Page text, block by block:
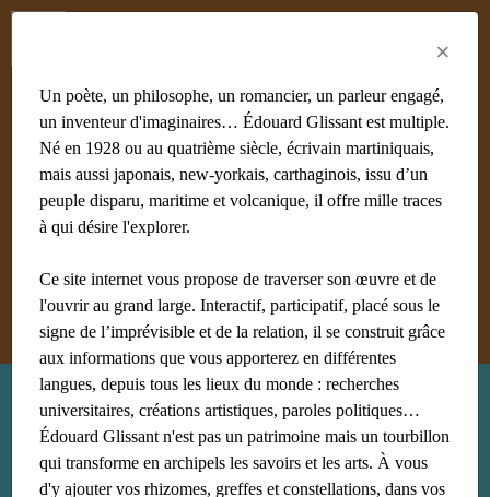
#achiery #acoma #adami #afrique #agnès B
#algérie
#Aliocha Wald Lasowski #amériques
#amis
#anthropologie
Afficher tous les mots clés
Recherche : francophonie
×
Un poète, un philosophe, un romancier, un parleur engagé,
un inventeur d'imaginaires… Édouard Glissant est multiple.
Né en 1928 ou au quatrième siècle, écrivain martiniquais,
mais aussi japonais, new-yorkais, carthaginois, issu d’un
peuple disparu, maritime et volcanique, il offre mille traces
à qui désire l'explorer.
Ce site internet vous propose de traverser son œuvre et de
l'ouvrir au grand large. Interactif, participatif, placé sous le
signe de l’imprévisible et de la relation, il se construit grâce
aux informations que vous apporterez en différentes
langues, depuis tous les lieux du monde : recherches
universitaires, créations artistiques, paroles politiques…
Édouard Glissant n'est pas un patrimoine mais un tourbillon
qui transforme en archipels les savoirs et les arts. À vous
d'y ajouter vos rhizomes, greffes et constellations, dans vos